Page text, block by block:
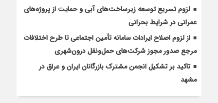
لزوم تسریع توسعه زیرساخت‌های آبی و حمایت از پروژه‌های
عمرانی در شرایط بحرانی
از لزوم اصلاح ایرادات سامانه تأمین اجتماعی تا طرح اختلافات
مرجع صدور مجوز شرکت‌های حمل‌ونقل درون‌شهری
تاکید بر تشکیل انجمن مشترک بازرگانان ایران و عراق در
مشهد